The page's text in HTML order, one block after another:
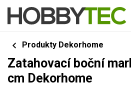
Produkty Dekorhome
Zatahovací boční
cm Dekorhome